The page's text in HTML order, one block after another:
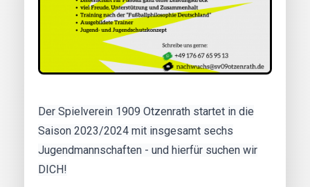
Der Spielverein 1909 Otzenrath startet in die
Saison 2023/2024 mit insgesamt sechs
Jugendmannschaften - und hierfür suchen wir
DICH!